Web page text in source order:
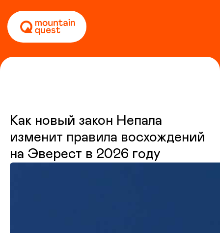
Как новый закон Непала
изменит правила восхождений
на Эверест в 2026 году